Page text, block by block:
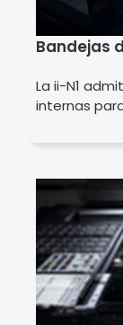
Bandejas
La ii-N1
internas